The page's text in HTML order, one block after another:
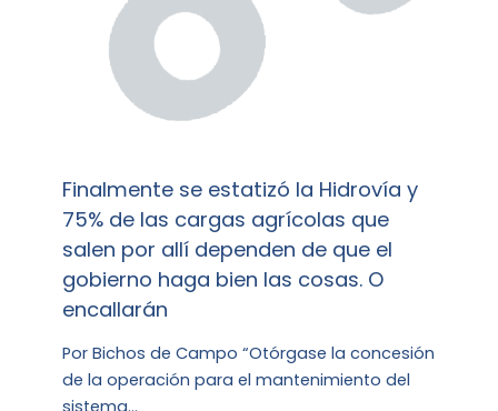
Finalmente se estatizó la Hidrovía y
75% de las cargas agrícolas que
salen por allí dependen de que el
gobierno haga bien las cosas. O
encallarán
Por Bichos de Campo “Otórgase la concesión
de la operación para el mantenimiento del